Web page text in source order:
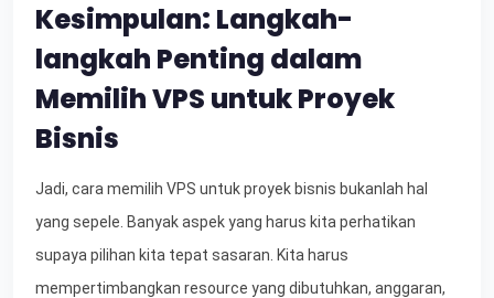
Kesimpulan: Langkah-
langkah Penting dalam
Memilih VPS untuk Proyek
Bisnis
Jadi, cara memilih VPS untuk proyek bisnis bukanlah hal
yang sepele. Banyak aspek yang harus kita perhatikan
supaya pilihan kita tepat sasaran. Kita harus
mempertimbangkan resource yang dibutuhkan, anggaran,